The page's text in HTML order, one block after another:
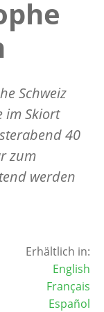
Schweiz
im Skiort
40
zum
werden
Erhältlich in:
English
Français
Español